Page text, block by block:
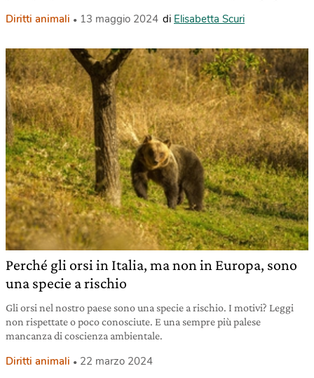
Diritti animali 13 maggio 2024 di Elisabetta Scuri
Perché gli orsi in Italia, ma non in Europa, sono
una specie a rischio
Gli orsi nel nostro paese sono una specie a rischio. I motivi? Leggi
non rispettate o poco conosciute. E una sempre più palese
mancanza di coscienza ambientale.
Diritti animali 22 marzo 2024